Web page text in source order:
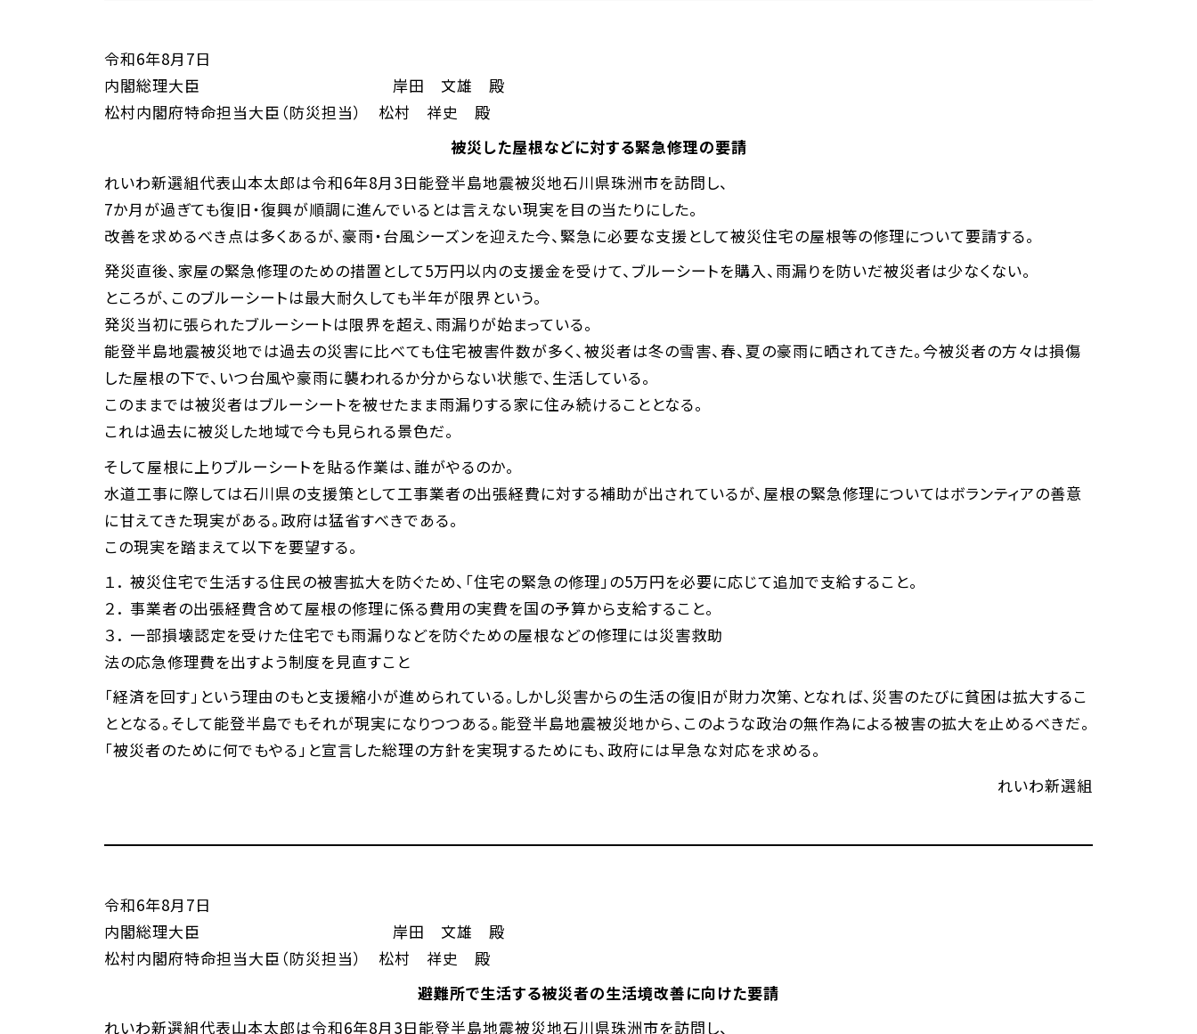
令和6年8月7日
内閣総理大臣 岸田 文雄 殿
松村内閣府特命担当大臣（防災担当） 松村 祥史 殿
被災した屋根などに対する緊急修理の要請
れいわ新選組代表山本太郎は令和6年8月3日能登半島地震被災地石川県珠洲市を訪問し、
7か月が過ぎても復旧・復興が順調に進んでいるとは言えない現実を目の当たりにした。
改善を求めるべき点は多くあるが、豪雨・台風シーズンを迎えた今、緊急に必要な支援として被災住宅の屋根等の修理について要請する。
発災直後、家屋の緊急修理のための措置として5万円以内の支援金を受けて、ブルーシートを購入、雨漏りを防いだ被災者は少なくない。
ところが、このブルーシートは最大耐久しても半年が限界という。
発災当初に張られたブルーシートは限界を超え、雨漏りが始まっている。
能登半島地震被災地では過去の災害に比べても住宅被害件数が多く、被災者は冬の雪害、春、夏の豪雨に晒されてきた。今被災者の方々は損傷
した屋根の下で、いつ台風や豪雨に襲われるか分からない状態で、生活している。
このままでは被災者はブルーシートを被せたまま雨漏りする家に住み続けることとなる。
これは過去に被災した地域で今も見られる景色だ。
そして屋根に上りブルーシートを貼る作業は、誰がやるのか。
水道工事に際しては石川県の支援策として工事業者の出張経費に対する補助が出されているが、屋根の緊急修理についてはボランティアの善意
に甘えてきた現実がある。政府は猛省すべきである。
この現実を踏まえて以下を要望する。
１． 被災住宅で生活する住民の被害拡大を防ぐため、「住宅の緊急の修理」の5万円を必要に応じて追加で支給すること。
２． 事業者の出張経費含めて屋根の修理に係る費用の実費を国の予算から支給すること。
３． 一部損壊認定を受けた住宅でも雨漏りなどを防ぐための屋根などの修理には災害救助
法の応急修理費を出すよう制度を見直すこと
「経済を回す」という理由のもと支援縮小が進められている。しかし災害からの生活の復旧が財力次第、となれば、災害のたびに貧困は拡大するこ
ととなる。そして能登半島でもそれが現実になりつつある。能登半島地震被災地から、このような政治の無作為による被害の拡大を止めるべきだ。
「被災者のために何でもやる」と宣言した総理の方針を実現するためにも、政府には早急な対応を求める。
れいわ新選組
令和6年8月7日
内閣総理大臣 岸田 文雄 殿
松村内閣府特命担当大臣（防災担当） 松村 祥史 殿
避難所で生活する被災者の生活境改善に向けた要請
れいわ新選組代表山本太郎は令和6年8月3日能登半島地震被災地石川県珠洲市を訪問し、